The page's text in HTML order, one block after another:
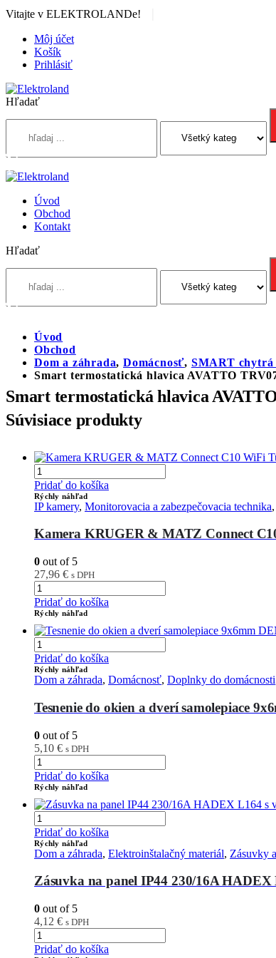
Vitajte v ELEKTROLANDe!
Môj účet
Košík
Prihlásiť
Hľadať
Úvod
Obchod
Kontakt
Hľadať
Úvod
Obchod
Dom a záhrada,Domácnosť, SMART chytrá
Smart termostatická hlavica AVATTO
Smart termostatická hlavica
Súvisiace produkty
Pridať do košíka
Rýchly náhľad
IP kamery, Monitorovacia a zabezpečovacia technika,
Kamera KRUGER & MATZ Connect
0 out of 5
27,96 € s DPH
Pridať do košíka
Rýchly náhľad
Pridať do košíka
Rýchly náhľad
Dom a záhrada, Domácnosť, Doplnky do domácnosti
Tesnenie do okien a dverí samolepiace
0 out of 5
5,10 € s DPH
Pridať do košíka
Rýchly náhľad
Pridať do košíka
Rýchly náhľad
Dom a záhrada, Elektroinštalačný materiál, Zásuvky
Zásuvka na panel IP44 230/16A HADEX
0 out of 5
4,12 € s DPH
Pridať do košíka